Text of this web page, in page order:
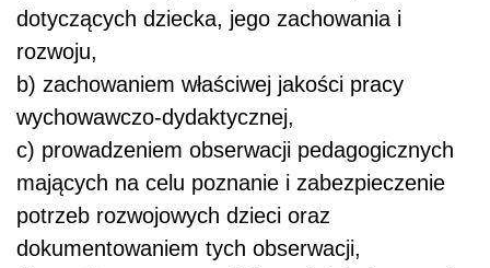
dotyczących dziecka, jego zachowania i
rozwoju,
b) zachowaniem właściwej jakości pracy
wychowawczo-dydaktycznej,
c) prowadzeniem obserwacji pedagogicznych
mających na celu poznanie i zabezpieczenie
potrzeb rozwojowych dzieci oraz
dokumentowaniem tych obserwacji,